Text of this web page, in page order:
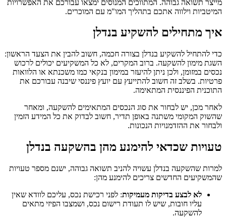
מייצר תשואה גבוהה. המתווכים המנוסים ימצאו עבורכם את האפשרויות
המיטביות וילווה אתכם בתהליך המו"מ עם המוכרים.
איך מתחילים להשקיע בנדלן
כדי להתחיל להשקיע בנדלן בצורה חכמה, חשוב להבין את הצעד הראשון:
השגת מימון להשקעה. ברוב המקרים, לא כל המשקיעים יכולים לרכוש
נכסים במזומן, ולכן ניתן להיעזר במימון בנקאי כמו משכנתא או הלוואות
פרטיות. בשלב זה חשוב להתייעץ עם יועץ פיננסי שיבנה עבורכם את
התוכנית הפיננסית המתאימה.
לאחר מכן, יש לבחור את סוג הנכסים המתאימים להשקעה, ומאחר
שהשוק המקומי משתנה באופן תדיר, חשוב לבדוק את כל המידע הזמין
ולבחור את ההזדמנויות הנכונות.
טעויות שכדאי להימנע מהן בהשקעה בנדלן
למרות שהשקעה בנדלן עשויה להניב תשואה גבוהה, ישנם מספר טעויות
שהמשקיעים החדשים צריכים להימנע מהן:
לא לבצע בדיקות מעמיקות: לפני רכישת נכס, עליכם לוודא שאין
עליו חובות, שיש לו תעודת רישום נכס, ושמצבו הפיזי מתאים
להשקעה.